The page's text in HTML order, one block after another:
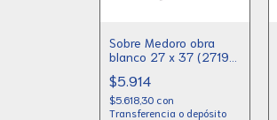
Sobre Medoro obra
blanco 27 x 37 (2719)
$5.914
$5.618,30 con
Transferencia o depósito